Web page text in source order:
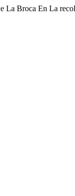
La Broca En La